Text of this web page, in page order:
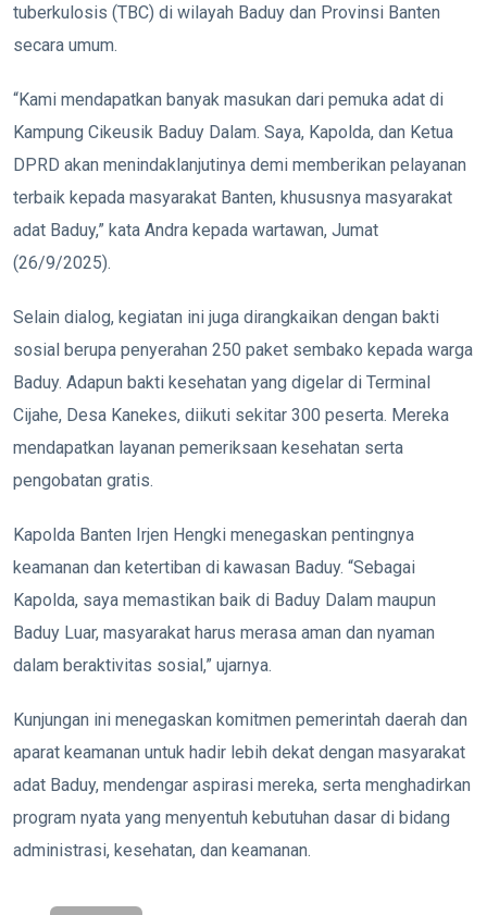
tuberkulosis (TBC) di wilayah Baduy dan Provinsi Banten
secara umum.
“Kami mendapatkan banyak masukan dari pemuka adat di
Kampung Cikeusik Baduy Dalam. Saya, Kapolda, dan Ketua
DPRD akan menindaklanjutinya demi memberikan pelayanan
terbaik kepada masyarakat Banten, khususnya masyarakat
adat Baduy,” kata Andra kepada wartawan, Jumat
(26/9/2025).
Selain dialog, kegiatan ini juga dirangkaikan dengan bakti
sosial berupa penyerahan 250 paket sembako kepada warga
Baduy. Adapun bakti kesehatan yang digelar di Terminal
Cijahe, Desa Kanekes, diikuti sekitar 300 peserta. Mereka
mendapatkan layanan pemeriksaan kesehatan serta
pengobatan gratis.
Kapolda Banten Irjen Hengki menegaskan pentingnya
keamanan dan ketertiban di kawasan Baduy. “Sebagai
Kapolda, saya memastikan baik di Baduy Dalam maupun
Baduy Luar, masyarakat harus merasa aman dan nyaman
dalam beraktivitas sosial,” ujarnya.
Kunjungan ini menegaskan komitmen pemerintah daerah dan
aparat keamanan untuk hadir lebih dekat dengan masyarakat
adat Baduy, mendengar aspirasi mereka, serta menghadirkan
program nyata yang menyentuh kebutuhan dasar di bidang
administrasi, kesehatan, dan keamanan.